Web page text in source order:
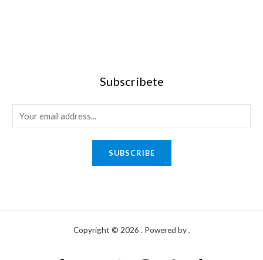
Subscríbete
SUBSCRIBE
Copyright © 2026 . Powered by .